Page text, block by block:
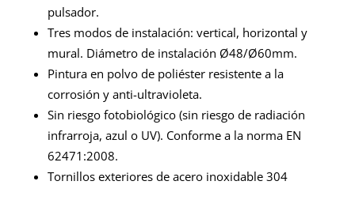
pulsador.
Tres modos de instalación: vertical, horizontal y
mural. Diámetro de instalación Ø48/Ø60mm.
Pintura en polvo de poliéster resistente a la
corrosión y anti-ultravioleta.
Sin riesgo fotobiológico (sin riesgo de radiación
infrarroja, azul o UV). Conforme a la norma EN
62471:2008.
Tornillos exteriores de acero inoxidable 304